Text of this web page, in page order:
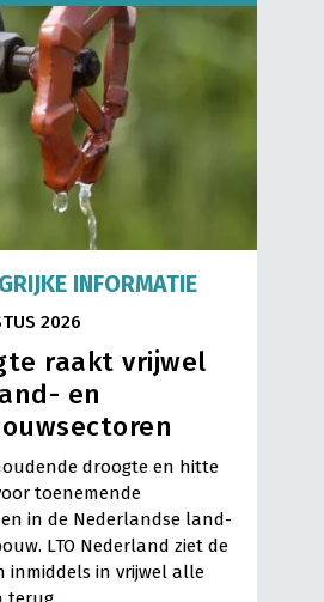
INFORMATIE
2026
raakt vrijwel
en
droogte en hitte
toenemende
in de Nederlandse land-
LTO Nederland ziet de
inmiddels in vrijwel alle